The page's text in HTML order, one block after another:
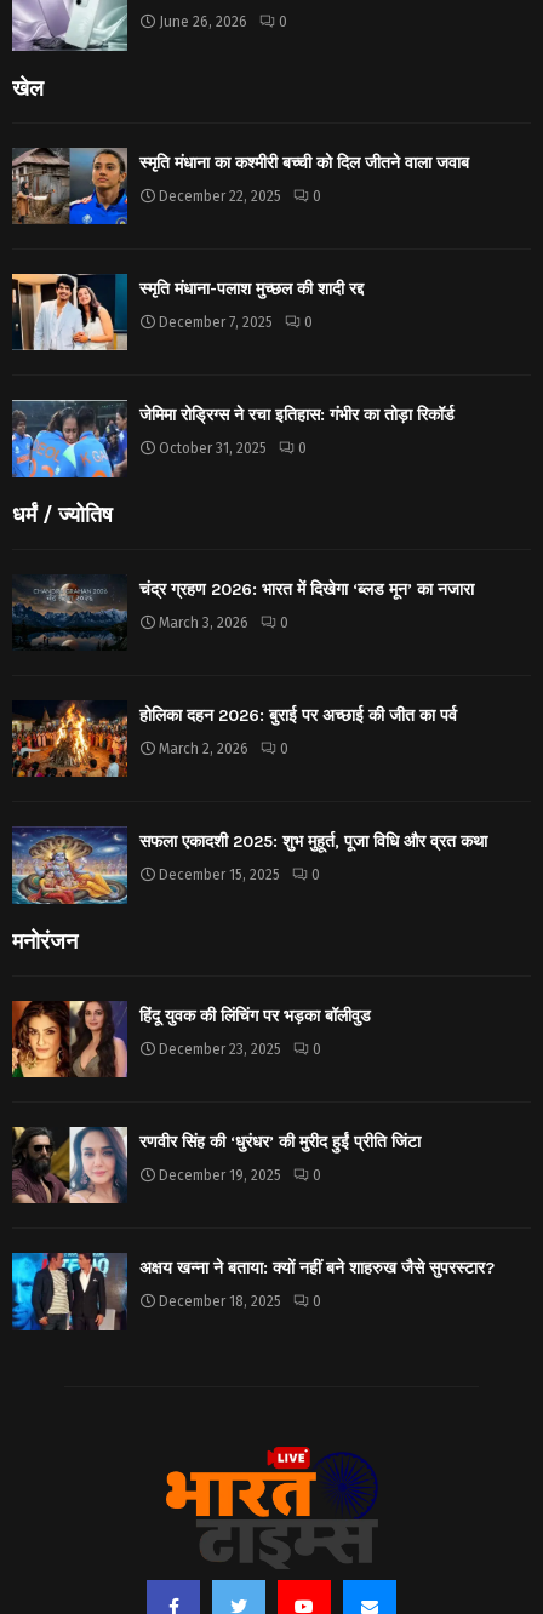
June 26, 2026 0
खेल
स्मृति मंधाना का कश्मीरी बच्ची को दिल जीतने वाला जवाब
December 22, 2025 0
स्मृति मंधाना-पलाश मुच्छल की शादी रद्द
December 7, 2025 0
जेमिमा रोड्रिग्स ने रचा इतिहास: गंभीर का तोड़ा रिकॉर्ड
October 31, 2025 0
धर्मं / ज्योतिष
चंद्र ग्रहण 2026: भारत में दिखेगा ‘ब्लड मून’ का नजारा
March 3, 2026 0
होलिका दहन 2026: बुराई पर अच्छाई की जीत का पर्व
March 2, 2026 0
सफला एकादशी 2025: शुभ मुहूर्त, पूजा विधि और व्रत कथा
December 15, 2025 0
मनोरंजन
हिंदू युवक की लिंचिंग पर भड़का बॉलीवुड
December 23, 2025 0
रणवीर सिंह की ‘धुरंधर’ की मुरीद हुईं प्रीति जिंटा
December 19, 2025 0
अक्षय खन्ना ने बताया: क्यों नहीं बने शाहरुख जैसे सुपरस्टार?
December 18, 2025 0